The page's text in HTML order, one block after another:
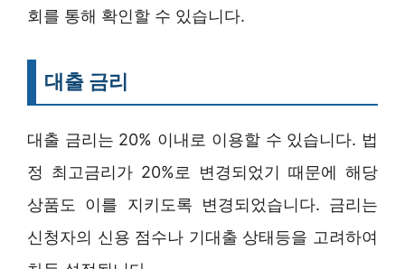
회를 통해 확인할 수 있습니다.
대출 금리
대출 금리는 20% 이내로 이용할 수 있습니다. 법
정 최고금리가 20%로 변경되었기 때문에 해당
상품도 이를 지키도록 변경되었습니다. 금리는
신청자의 신용 점수나 기대출 상태등을 고려하여